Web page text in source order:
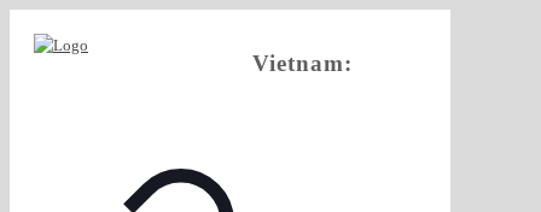
Vietnam: